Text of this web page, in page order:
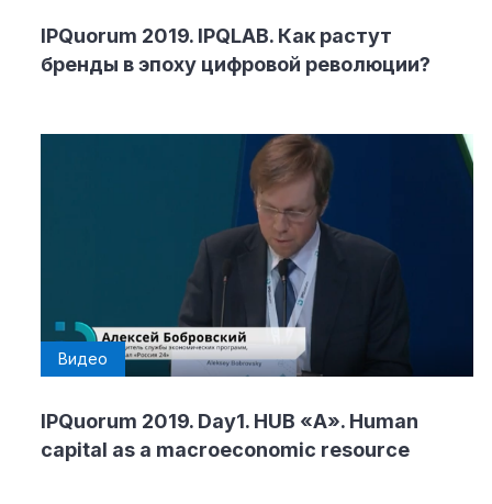
IPQuorum 2019. IPQLAB. Как растут
бренды в эпоху цифровой революции?
Видео
IPQuorum 2019. Day1. HUB «А». Human
capital as a macroeconomic resource